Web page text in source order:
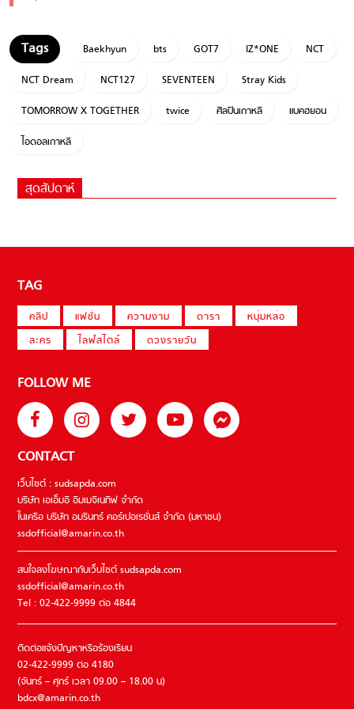
Baekhyun bts GOT7 IZ*ONE
NCT
NCT Dream
NCT127 SEVENTEEN
Stray Kids
TOMORROW X TOGETHER
twice ศิลปินเกาหลี
แบคฮยอน
ไอดอลเกาหลี
สุดสัปดาห์
TAG
คลิป แฟชั่น ความงาม ดารา
หนุ่มหล่อ
ละคร
ไลฟ์สไตล์ ดวงรายวัน
FOLLOW ME
CONTACT
เว็บไซต์ : sudsapda.com
บริษัท เอเอ็มอี อิมเมจิเนทีฟ จำกัด
ในเครือ บริษัท อมรินทร์ คอร์เปอเรชั่นส์ จำกัด (มหาชน)
ssdofficial@amarin.co.th
สนใจลงโฆษณากับเว็บไซต์ sudsapda.com
ssdofficial@amarin.co.th
Tel : 02-422-9999 ต่อ 4844
ติดต่อแจ้งปัญหาหรือร้องเรียน
02-422-9999 ต่อ 4180
(จันทร์ – ศุกร์ เวลา 09.00 – 18.00 น)
bdcx@amarin.co.th